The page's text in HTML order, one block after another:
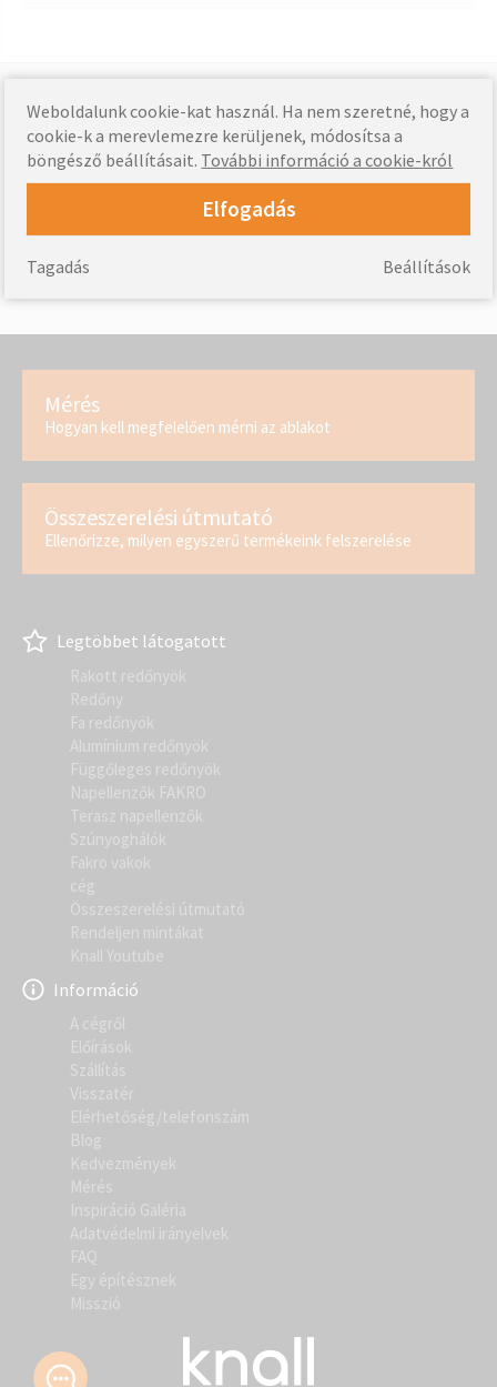
Mérés
Hogyan kell megfelelően mérni az ablakot
Összeszerelési útmutató
Ellenőrizze, milyen egyszerű termékeink felszerelése
Legtöbbet látogatott
Rakott redőnyök
Redőny
Fa redőnyök
Alumínium redőnyök
Függőleges redőnyök
Napellenzők FAKRO
Terasz napellenzők
Szúnyoghálók
Fakro vakok
cég
Összeszerelési útmutató
Rendeljen mintákat
Knall Youtube
Információ
A cégről
Előírások
Szállítás
Visszatér
Elérhetőség/telefonszám
Blog
Kedvezmények
Mérés
Inspiráció Galéria
Adatvédelmi irányelvek
FAQ
Egy építésznek
Misszió
Weboldalunk cookie-kat használ. Ha nem szeretné, hogy a
cookie-k a merevlemezre kerüljenek, módosítsa a
böngésző beállításait. További információ a cookie-król
Elfogadás
Beállítások
Tagadás